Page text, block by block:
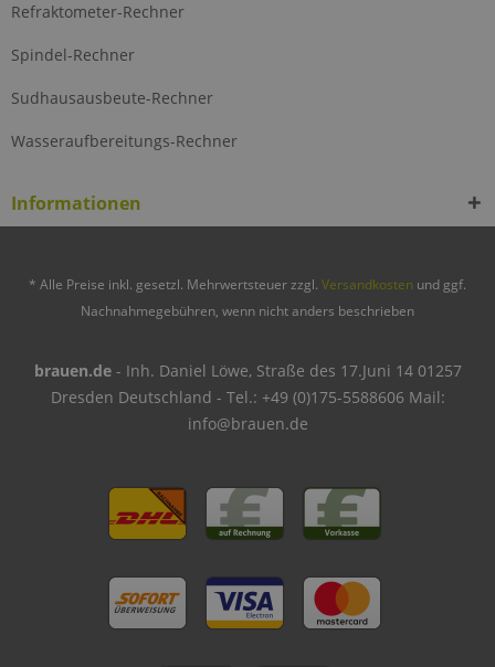
Refraktometer-Rechner
Spindel-Rechner
Sudhausausbeute-Rechner
Wasseraufbereitungs-Rechner
Informationen
* Alle Preise inkl. gesetzl. Mehrwertsteuer zzgl. Versandkosten und ggf.
Nachnahmegebühren, wenn nicht anders beschrieben
brauen.de- Inh. Daniel Löwe, Straße des 17.Juni 14 01257
Dresden Deutschland - Tel.: +49 (0)175-5588606 Mail:
info@brauen.de